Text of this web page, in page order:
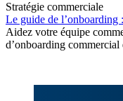
Stratégie commerciale
Le guide de
Aidez votre équipe
d’onboarding commercial